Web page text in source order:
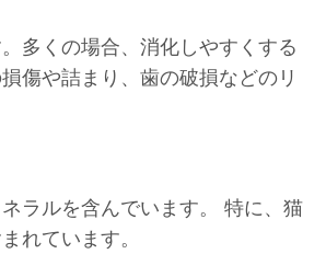
多くの場合、消化しやすくする
傷や詰まり、歯の破損などのリ
ラルを含んでいます。 特に、猫
れています。